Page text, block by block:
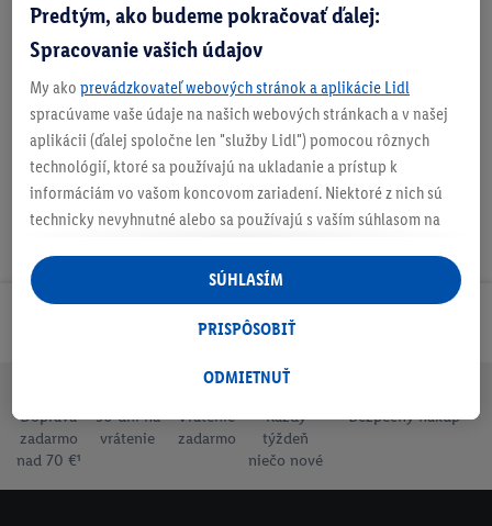
Na stiahnutie
Odoberaj Newsletter!
Doprava
zadarmo
nad 70 €¹
30 dní na
vrátenie
Vrátenie
zadarmo
Každý
týždeň
niečo nové
Bezpečný nákup
Predtým, ako budeme pokračovať ďalej:
Spracovanie vašich údajov
My ako prevádzkovateľ webových stránok a aplikácie Lidl
spracúvame vaše údaje na našich webových stránkach a v našej
aplikácii (ďalej spoločne len "služby Lidl") pomocou rôznych
technológií, ktoré sa používajú na ukladanie a prístup k
informáciám vo vašom koncovom zariadení. Niektoré z nich sú
technicky nevyhnutné alebo sa používajú s vaším súhlasom na
personalizovanú reklamu v rámci služieb Lidl aj mimo nich. Ak
ste účastníkom programu Lidl Plus, na tieto účely sa spracúvajú
aj údaje z vášho nákupného správania v obchode.
následne si vytvoríte účet Lidl Plus alebo sa prihlásite do svojho
tiež vytvoriť špeciálny online identifikátor z e-mailovej adresy,
ktorú tam uvediete, aby sme vás mohli rozpoznať v službách
ODMIETNUŤ
PRISPÔSOBIŤ
SÚHLASÍM